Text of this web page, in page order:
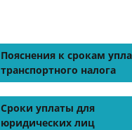
Пояснения к срокам
транспортного налога
Сроки уплаты для
юридических лиц